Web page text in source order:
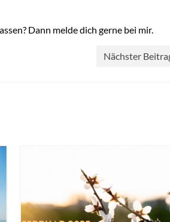
Dann melde dich gerne bei mir.
Nächster